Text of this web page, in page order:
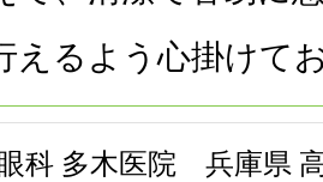
えるよう心掛けて
眼科 多木医院 兵庫県